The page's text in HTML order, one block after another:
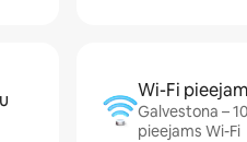
Wi-Fi
Galvestona –
pieejams Wi-Fi